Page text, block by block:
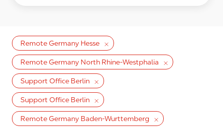
Remote Germany Hesse
Remote Germany North Rhine-Westphalia
Support Office Berlin
Support Office Berlin
Remote Germany Baden-Wurttemberg